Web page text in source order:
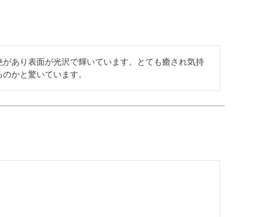
あり表面が光沢で輝いています。とても癒され気持
かと驚いています。